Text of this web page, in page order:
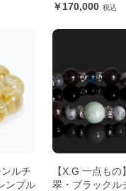
170,000
ンルチ
ンプル
【X.G 一点も
翠・ブラックル